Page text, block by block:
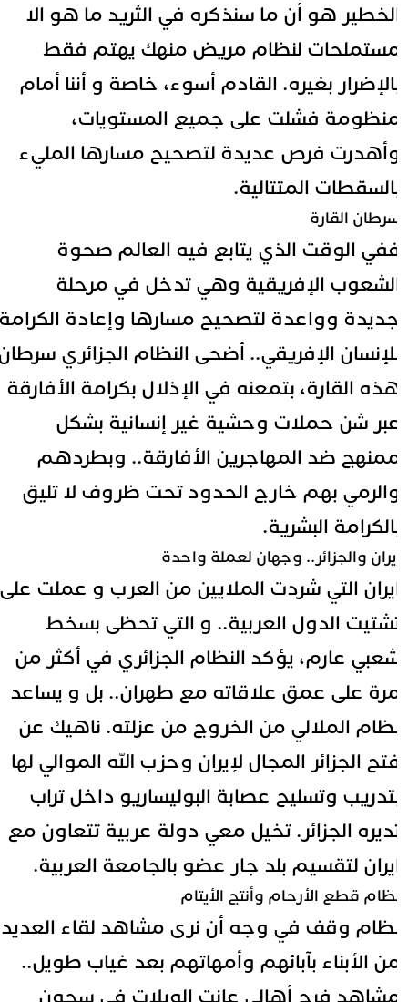
هو أن ما سنذكره في الثريد ما هو الا
لنظام مريض منهك يهتم فقط
بغيره. القادم أسوء، خاصة و أننا أمام
فشلت على جميع المستويات،
فرص عديدة لتصحيح مسارها المليء
المتتالية.
القارة
الوقت الذي يتابع فيه العالم صحوة
الإفريقية وهي تدخل في مرحلة
وواعدة لتصحيح مسارها وإعادة الكرامة
الإفريقي.. أضحى النظام الجزائري سرطان
القارة، بتمعنه في الإذلال بكرامة الأفارقة
شن حملات وحشية غير إنسانية بشكل
ضد المهاجرين الأفارقة.. وبطردهم
بهم خارج الحدود تحت ظروف لا تليق
البشرية.
والجزائر.. وجهان لعملة واحدة
التي شردت الملايين من العرب و عملت على
الدول العربية.. و التي تحظى بسخط
عارم، يؤكد النظام الجزائري في أكثر من
على عمق علاقاته مع طهران.. بل و يساعد
الملالي من الخروج من عزلته.ناهيك عن
الجزائر المجال لإيران وحزب الله الموالي لها
وتسليح عصابة البوليساريو داخل تراب
الجزائر.تخيل معي دولة عربية تتعاون مع
لتقسيم بلد جار عضو بالجامعة العربية.
قطع الأرحام وأنتج الأيتام
وقف في وجه أن نرى مشاهد لقاء العديد
الأبناء بآبائهم وأمهاتهم بعد غياب طويل..